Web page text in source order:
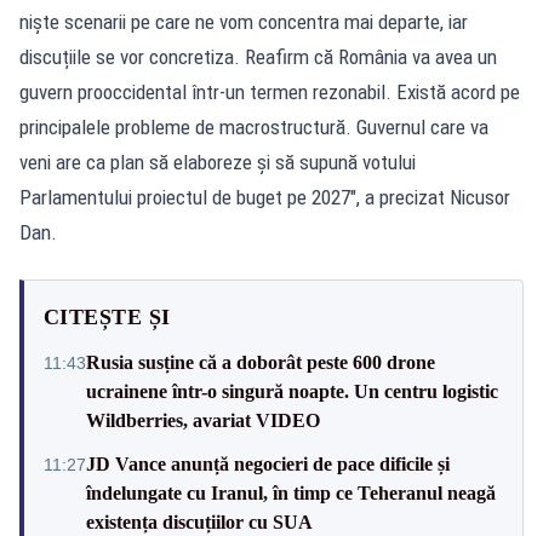
niște scenarii pe care ne vom concentra mai departe, iar
discuțiile se vor concretiza. Reafirm că România va avea un
guvern prooccidental într-un termen rezonabil. Există acord pe
principalele probleme de macrostructură. Guvernul care va
veni are ca plan să elaboreze și să supună votului
Parlamentului proiectul de buget pe 2027", a precizat Nicusor
Dan.
CITEȘTE ȘI
11:43Rusia susține că a doborât peste 600 drone
ucrainene într-o singură noapte. Un centru logistic
Wildberries, avariat VIDEO
11:27JD Vance anunță negocieri de pace dificile și
îndelungate cu Iranul, în timp ce Teheranul neagă
existența discuțiilor cu SUA